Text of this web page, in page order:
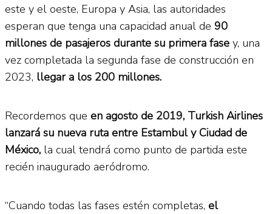
este y el oeste, Europa y Asia, las autoridades
esperan que tenga una capacidad anual de 90
millones de pasajeros durante su primera fase y, una
vez completada la segunda fase de construcción en
2023, llegar a los 200 millones.
Recordemos que en agosto de 2019, Turkish Airlines
lanzará su nueva ruta entre Estambul y Ciudad de
México, la cual tendrá como punto de partida este
recién inaugurado aeródromo.
“Cuando todas las fases estén completas, el